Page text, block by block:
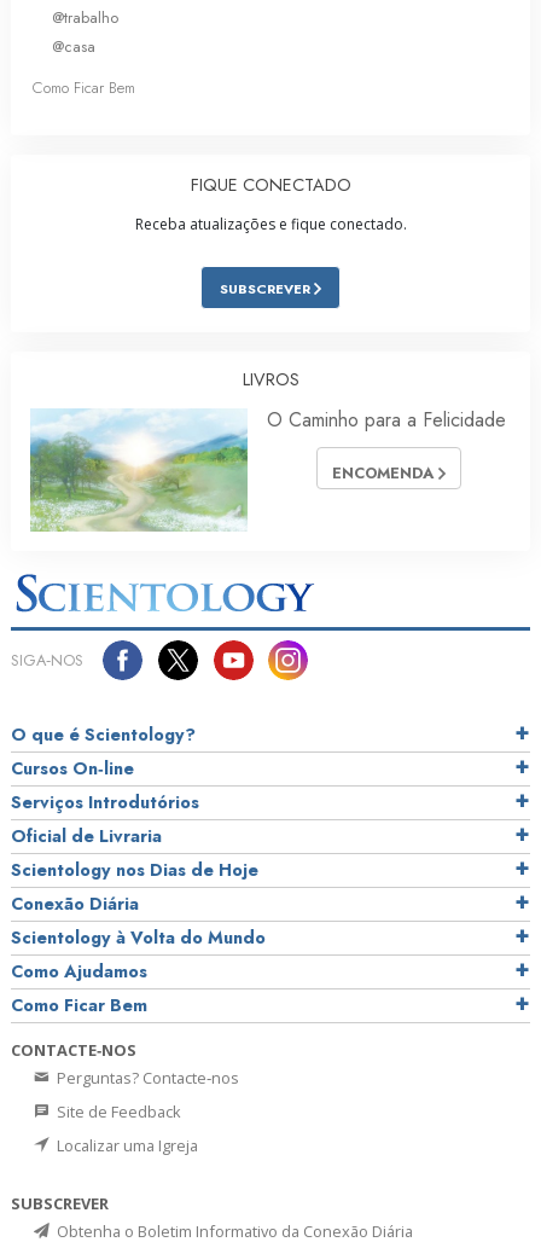
@trabalho
@casa
Como Ficar Bem
FIQUE CONECTADO
Receba atualizações e fique conectado.
SUBSCREVER
LIVROS
O Caminho para a Felicidade
ENCOMENDA
SIGA‑NOS
O que é Scientology?
Cursos On‑line
Serviços Introdutórios
Oficial de Livraria
Scientology nos Dias de Hoje
Conexão Diária
Scientology à Volta do Mundo
Como Ajudamos
Como Ficar Bem
CONTACTE‑NOS
Perguntas? Contacte‑nos
Site de Feedback
Localizar uma Igreja
SUBSCREVER
Obtenha o Boletim Informativo da Conexão Diária